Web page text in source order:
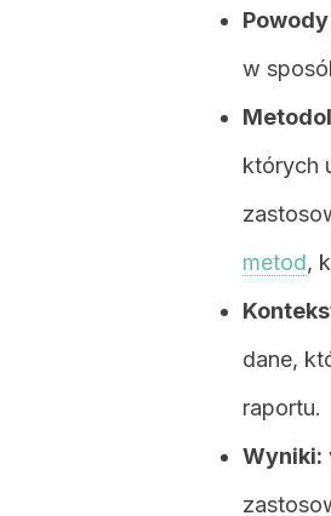
w
których
metod,
dane,
raportu.
Wyniki: